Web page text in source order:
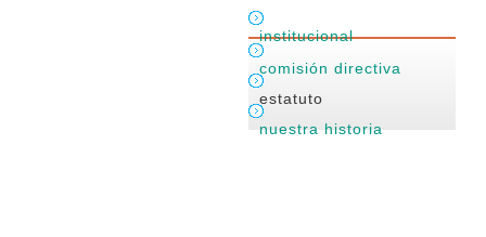
institucional
comisión directiva
estatuto
nuestra historia